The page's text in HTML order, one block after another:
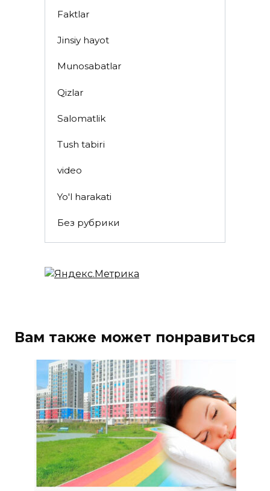
Faktlar
Jinsiy hayot
Munosabatlar
Qizlar
Salomatlik
Tush tabiri
video
Yo'l harakati
Без рубрики
Вам также может понравиться